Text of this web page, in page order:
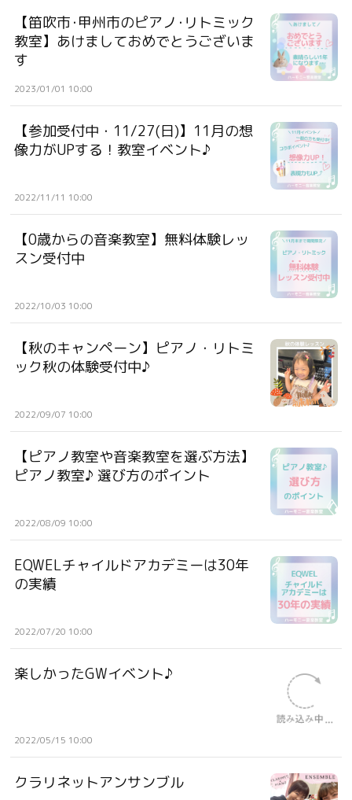
【笛吹市･甲州市のピアノ･リトミック
教室】あけましておめでとうございま
す
2023/01/01 10:00
【参加受付中・11/27(日)】11月の想
像力がUPする！教室イベント♪
2022/11/11 10:00
【0歳からの音楽教室】無料体験レッ
スン受付中
2022/10/03 10:00
【秋のキャンペーン】ピアノ・リトミ
ック秋の体験受付中♪
2022/09/07 10:00
【ピアノ教室や音楽教室を選ぶ方法】
ピアノ教室♪ 選び方のポイント
2022/08/09 10:00
EQWELチャイルドアカデミーは30年
の実績
2022/07/20 10:00
楽しかったGWイベント♪
2022/05/15 10:00
クラリネットアンサンブル